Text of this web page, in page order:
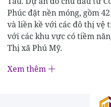
Phúc đặt nền móng, gồm
và liền kề với các đô thị vệ
với các khu vực có tiềm
Thị xã Phú Mỹ.
Xem thêm